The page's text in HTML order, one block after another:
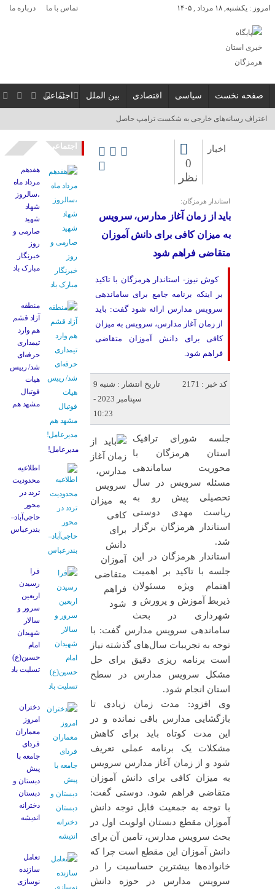
امروز : یکشنبه, ۱۸ مرداد , ۱۴۰۵ تماس با ما درباره ما
صفحه نخست سیاسی اقتصادی بین الملل اجتماعی
اعتراف رسانه‌های خارجی به شکست ترامپ حاصل
اخبار
0
نظر
استاندار هرمزگان:
باید از زمان آغاز مدارس، سرویس
به میزان کافی برای دانش آموزان
متقاضی فراهم شود
کوش نیوز- استاندار هرمزگان با تاکید
بر اینکه برنامه جامع برای ساماندهی
سرویس مدارس ارائه شود گفت: باید
از زمان آغاز مدارس، سرویس به میزان
کافی برای دانش آموزان متقاضی
فراهم شود.
کد خبر : 2171
تاریخ انتشار : شنبه 9
سپتامبر 2023 -
10:23
جلسه شورای ترافیک
استان هرمزگان با
محوریت ساماندهی
مسئله سرویس در سال
تحصیلی پیش رو به
ریاست مهدی دوستی
استاندار هرمزگان برگزار
شد.
استاندار هرمزگان در این
جلسه با تاکید بر اهمیت
اهتمام ویژه مسئولان
ذیربط آموزش و پرورش و
شهرداری در بحث
ساماندهی سرویس مدارس گفت: با
توجه به تجریبات سال‌های گذشته نیاز
است برنامه ریزی دقیق برای حل
مشکل سرویس مدارس در سطح
استان انجام شود.
وی افزود: مدت زمان زیادی تا
بازگشایی مدارس باقی نمانده و در
این مدت کوتاه باید برای کاهش
مشکلات یک برنامه عملی تعریف
شود و از زمان آغاز مدارس سرویس
به میزان کافی برای دانش آموزان
متقاضی فراهم شود. دوستی گفت:
با توجه به جمعیت قابل توجه دانش
آموزان مقطع دبستان اولویت اول در
بحث سرویس مدارس، تامین آن برای
دانش آموزان این مقطع است چرا که
خانواده‌ها بیشترین حساسیت را در
سرویس مدارس در حوزه دانش
اجتماعی
هفدهم
مرداد ماه
،سالروز
شهاد
شهید
صارمی و
روز
خبرنگار
مبارک باد
منطقه
آزاد قشم
هم وارد
تیمداری
حرفه‌ای
شد/ رییس
هیات
فوتبال
مشهد هم
مدیرعامل!
اطلاعیه
محدودیت
تردد در
محور
حاجی‌آباد–
بندرعباس
فرا
رسیدن
اربعین
سرور و
سالار
شهیدان
امام
حسین(ع)
تسلیت باد
دختران
امروز
معماران
فردای
جامعه با
پیش
دبستان و
دبستان
دخترانه
اندیشه
تعامل
سازنده
نوسازی